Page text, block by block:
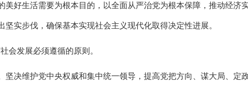
美好生活需要为根本目的，以全面从严治党为根本保障，推动经济
坚实步伐，确保基本实现社会主义现代化取得决定性进展。
会发展必须遵循的原则。
决维护党中央权威和集中统一领导，提高党把方向、谋大局、定